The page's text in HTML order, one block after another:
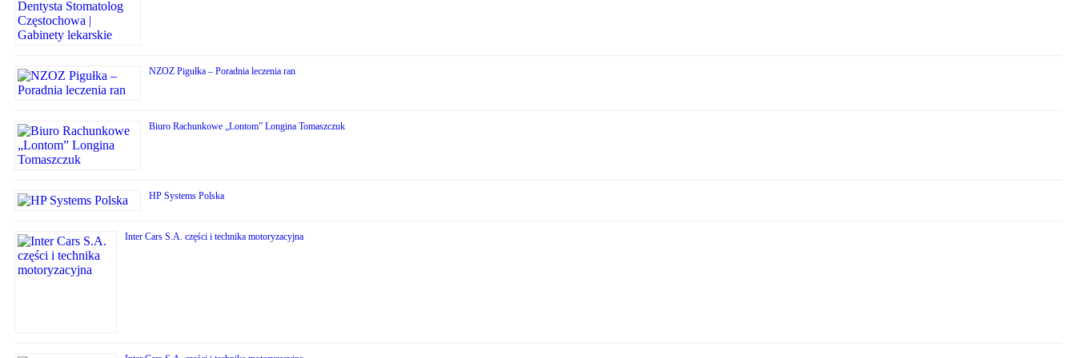
NZOZ Pigułka – Poradnia leczenia ran
Biuro Rachunkowe „Lontom” Longina Tomaszczuk
HP Systems Polska
Inter Cars S.A. części i technika motoryzacyjna